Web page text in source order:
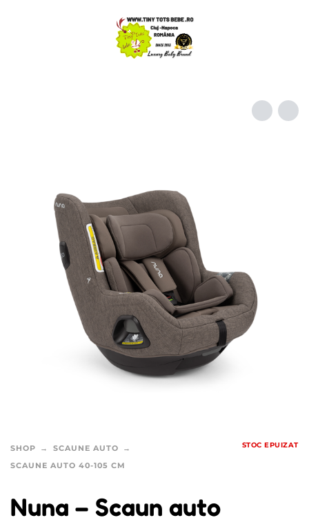
SHOP
SCAUNE AUTO
SCAUNE AUTO 40-105 CM
STOC EPUIZAT
Nuna – Scaun auto